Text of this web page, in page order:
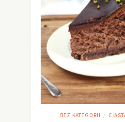
BEZ KATEGORII /